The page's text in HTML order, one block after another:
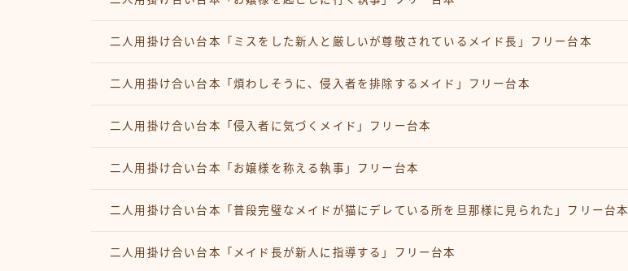
二人用掛け合い台本「ミスをした新人と厳しいが尊敬されているメイド長」フリー台本
二人用掛け合い台本「煩わしそうに、侵入者を排除するメイド」フリー台本
二人用掛け合い台本「侵入者に気づくメイド」フリー台本
二人用掛け合い台本「お嬢様を称える執事」フリー台本
二人用掛け合い台本「普段完璧なメイドが猫にデレている所を旦那様に見られた」フリー台本
二人用掛け合い台本「メイド長が新人に指導する」フリー台本